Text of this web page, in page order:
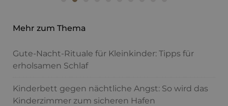
Mehr zum Thema
Gute-Nacht-Rituale für Kleinkinder: Tipps für
erholsamen Schlaf
Kinderbett gegen nächtliche Angst: So wird das
Kinderzimmer zum sicheren Hafen